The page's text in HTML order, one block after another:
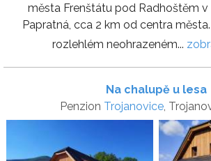
města Frenštátu pod Radhoštěm
Papratná, cca 2 km od centra
rozlehlém neohrazeném...
Na chalupě u lesa
Penzion Trojanovice ,